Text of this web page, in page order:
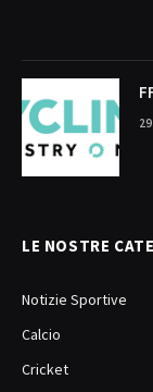
LE NOSTRE
Notizie Sportive
Calcio
Cricket